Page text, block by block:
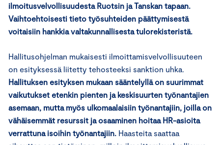
ilmoitusvelvollisuudesta Ruotsin ja Tanskan tapaan.
Vaihtoehtoisesti tieto työsuhteiden päättymisestä
voitaisiin hankkia valtakunnallisesta tulorekisteristä.
Hallitusohjelman mukaisesti ilmoittamisvelvollisuuteen
on esityksessä liitetty tehosteeksi sanktion uhka.
Hallituksen esityksen mukaan sääntelyllä on suurimmat
vaikutukset etenkin pienten ja keskisuurten työnantajien
asemaan, mutta myös ulkomaalaisiin työnantajiin, joilla on
vähäisemmät resurssit ja osaaminen hoitaa HR-asioita
verrattuna isoihin työnantajiin. Haasteita saattaa